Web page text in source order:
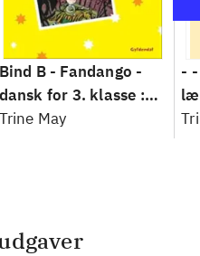
Bind B - Fandango -
dansk for 3. klasse :
grundbog --
Trine May
-